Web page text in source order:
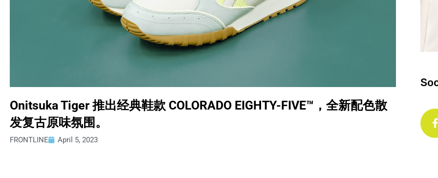
Onitsuka Tiger 推出经典鞋款 COLORADO EIGHTY-FIVE™，全新配色散
发复古原味氛围。
FRONTLINE April 5, 2023
c